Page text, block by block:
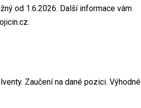
od 1.6.2026. Další informace vám
Zaučení na dané pozici. Výhodné